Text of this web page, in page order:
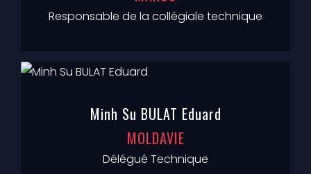
Responsable de la collégiale technique
Minh Su BULAT Eduard
MOLDAVIE
Délégué Technique